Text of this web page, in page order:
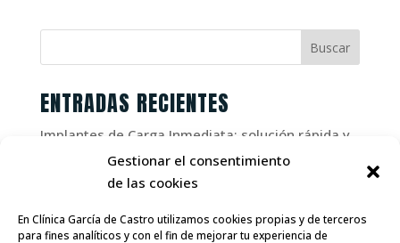
Gestionar el consentimiento
de las cookies
En Clínica García de Castro utilizamos cookies propias y de terceros
para fines analíticos y con el fin de mejorar tu experiencia de
ENTRADAS RECIENTES
Implantes de Carga Inmediata: solución rápida y
IMPLANTES DENTALES Y DIABETES, ¿compatibles?
¿Cuál es la edad máxima para colocar un
implante dental?